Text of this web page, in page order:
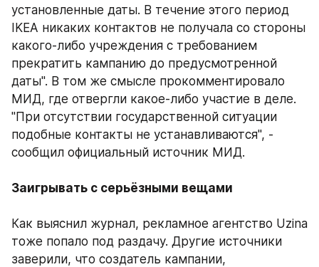
установленные даты. В течение этого период
IKEA никаких контактов не получала со стороны
какого-либо учреждения с требованием
прекратить кампанию до предусмотренной
даты". В том же смысле прокомментировало
МИД, где отвергли какое-либо участие в деле.
"При отсутствии государственной ситуации
подобные контакты не устанавливаются", -
сообщил официальный источник МИД.
Заигрывать с серьёзными вещами
Как выяснил журнал, рекламное агентство Uzina
тоже попало под раздачу. Другие источники
заверили, что создатель кампании,